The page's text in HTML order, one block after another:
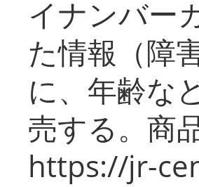
イナンバー
た情報（障
に、年齢な
売する。商
https://jr-